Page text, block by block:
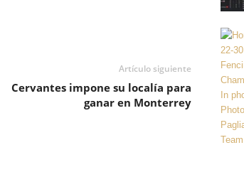
Artículo siguiente
Cervantes impone su localía para
ganar en Monterrey